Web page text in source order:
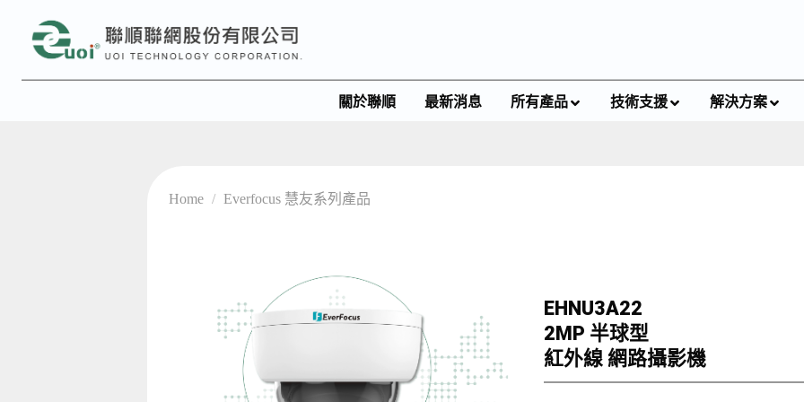
關於聯順 最新消息 所有產品 技術支援 解決方案
Home / Everfocus 慧友系列產品
EHNU3A22
2MP 半球型
紅外線 網路攝影機